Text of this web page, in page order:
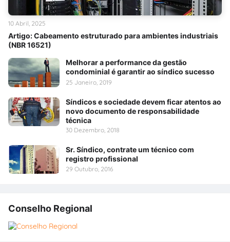
Artigo: Cabeamento estruturado para ambientes industriais
(NBR 16521)
10 Abril, 2025
Melhorar a performance da gestão
condominial é garantir ao síndico sucesso
25 Janeiro, 2019
Síndicos e sociedade devem ficar atentos ao
novo documento de responsabilidade
técnica
30 Dezembro, 2018
Sr. Síndico, contrate um técnico com
registro profissional
29 Outubro, 2016
Conselho Regional